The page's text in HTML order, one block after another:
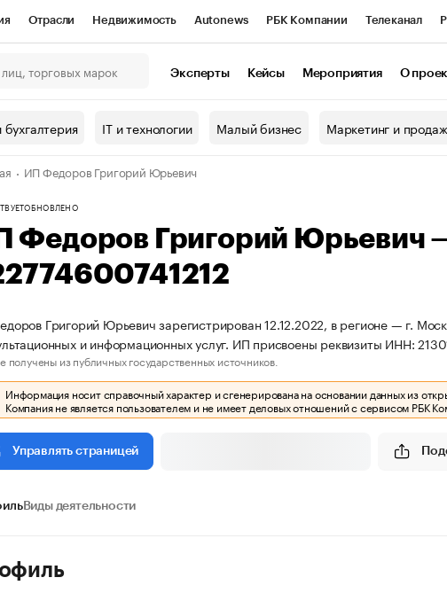
Отрасли Недвижимость Autonews РБК Компании Телеканал
Проверка контрагентов
валюты
Эксперты Кейсы Мероприятия О
IT и технологии Малый бизнес Маркетинг и
ИП Федоров Григорий Юрьевич
ОБНОВЛЕНО
Федоров Григорий
Григорий Юрьевич зарегистрирован 12.12.2022, в регионе — г.
и информационных услуг. ИП присвоены реквизиты ИНН:
получены из публичных государственных источников.
Информация носит справочный характер и сгенерирована на основании данных из
Компания не является пользователем и не имеет деловых отношений с сервисом РБК
Управлять страницей
Виды деятельности